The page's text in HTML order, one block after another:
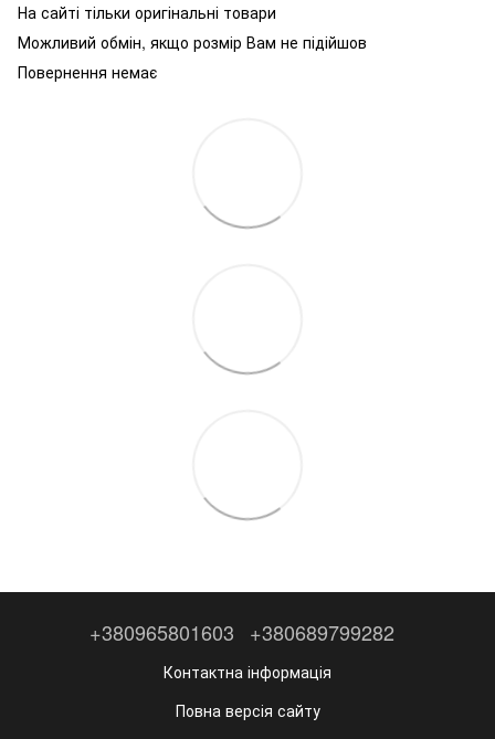
На сайті тільки оригінальні товари
Можливий обмін, якщо розмір Вам не підійшов
Повернення немає
+380965801603 +380689799282
Контактна інформація
Повна версія сайту